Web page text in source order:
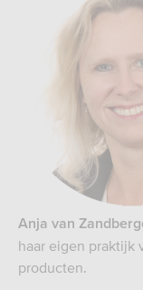
Anja van
haar eigen praktijk
producten.